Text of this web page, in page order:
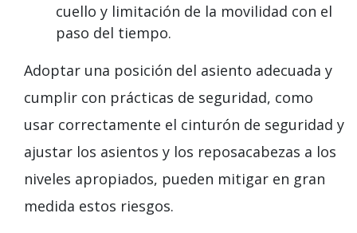
cuello y limitación de la movilidad con el
paso del tiempo.
Adoptar una posición del asiento adecuada y
cumplir con prácticas de seguridad, como
usar correctamente el cinturón de seguridad y
ajustar los asientos y los reposacabezas a los
niveles apropiados, pueden mitigar en gran
medida estos riesgos.